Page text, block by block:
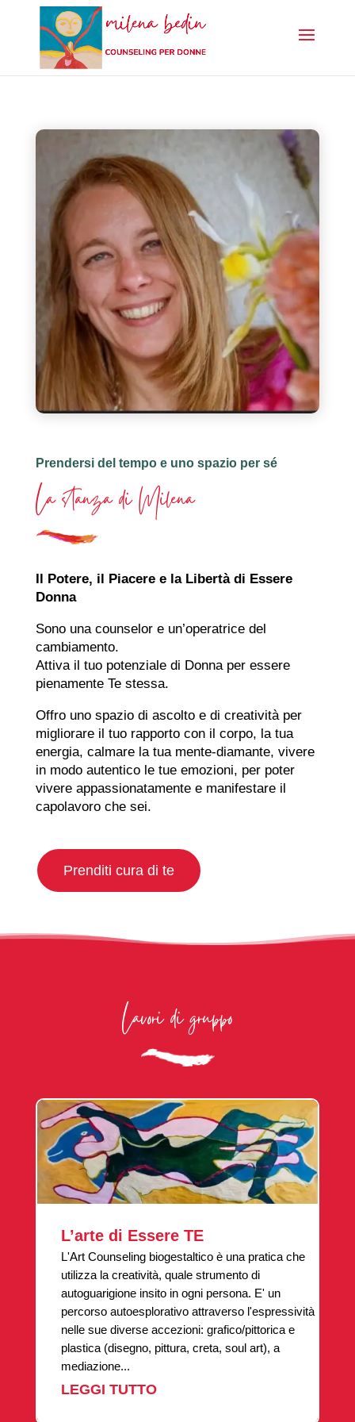
Prendersi del tempo e uno spazio per sé
La stanza di Milena
Il Potere, il Piacere e la Libertà di Essere
Donna
Sono una counselor e un’operatrice del
cambiamento.
Attiva il tuo potenziale di Donna per essere
pienamente Te stessa.
Offro uno spazio di ascolto e di creatività per
migliorare il tuo rapporto con il corpo, la tua
energia, calmare la tua mente-diamante, vivere
in modo autentico le tue emozioni, per poter
vivere appassionatamente e manifestare il
capolavoro che sei.
Prenditi cura di te
Lavori di gruppo
L’arte di Essere TE
L'Art Counseling biogestaltico è una pratica che
utilizza la creatività, quale strumento di
autoguarigione insito in ogni persona. E' un
percorso autoesplorativo attraverso l'espressività
nelle sue diverse accezioni: grafico/pittorica e
plastica (disegno, pittura, creta, soul art), a
mediazione...
LEGGI TUTTO